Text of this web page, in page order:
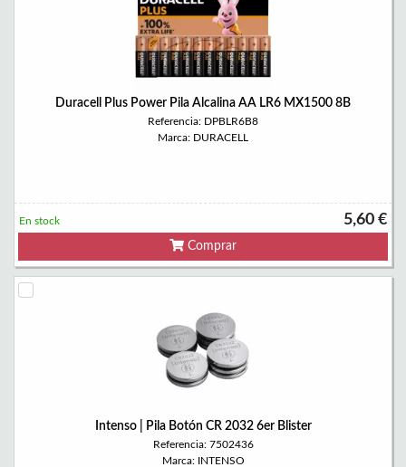
Duracell Plus Power Pila Alcalina AA LR6 MX1500 8B
Referencia: DPBLR6B8
Marca: DURACELL
5,60 €
En stock
Comprar
Intenso | Pila Botón CR 2032 6er Blister
Referencia: 7502436
Marca: INTENSO